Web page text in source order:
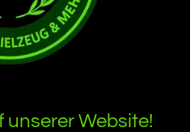
unserer Website!